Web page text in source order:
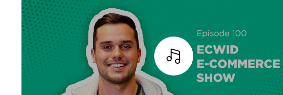
Zuhören